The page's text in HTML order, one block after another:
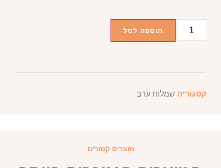
הוספה לסל
קטגוריה שמלות ערב
מוצרים קשורים